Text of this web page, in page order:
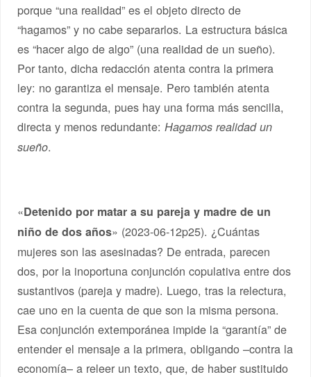
porque “una realidad” es el objeto directo de
“hagamos” y no cabe separarlos. La estructura básica
es “hacer algo de algo” (una realidad de un sueño).
Por tanto, dicha redacción atenta contra la primera
ley: no garantiza el mensaje. Pero también atenta
contra la segunda, pues hay una forma más sencilla,
directa y menos redundante:Hagamos realidad un
sueño.
«Detenido por matar a su pareja y madre de un
niño de dos años» (2023-06-12p25). ¿Cuántas
mujeres son las asesinadas? De entrada, parecen
dos, por la inoportuna conjunción copulativa entre dos
sustantivos (pareja y madre). Luego, tras la relectura,
cae uno en la cuenta de que son la misma persona.
Esa conjunción extemporánea impide la “garantía” de
entender el mensaje a la primera, obligando –contra la
economía– a releer un texto, que, de haber sustituido